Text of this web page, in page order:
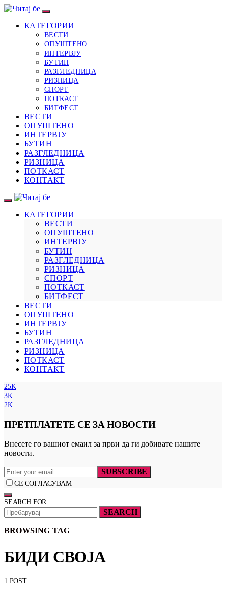
КАТЕГОРИИ
ВЕСТИ
ОПУШТЕНО
ИНТЕРВЈУ
БУТИН
РАЗГЛЕДНИЦА
РИЗНИЦА
СПОРТ
ПОТКАСТ
БИТФЕСТ
ВЕСТИ
ОПУШТЕНО
ИНТЕРВЈУ
БУТИН
РАЗГЛЕДНИЦА
РИЗНИЦА
ПОТКАСТ
КОНТАКТ
КАТЕГОРИИ
ВЕСТИ
ОПУШТЕНО
ИНТЕРВЈУ
БУТИН
РАЗГЛЕДНИЦА
РИЗНИЦА
СПОРТ
ПОТКАСТ
БИТФЕСТ
ВЕСТИ
ОПУШТЕНО
ИНТЕРВЈУ
БУТИН
РАЗГЛЕДНИЦА
РИЗНИЦА
ПОТКАСТ
КОНТАКТ
25K
3K
2K
ПРЕТПЛАТЕТЕ СЕ ЗА НОВОСТИ
Внесете го вашиот емаил за први да ги добивате нашите
новости.
SUBSCRIBE
СЕ СОГЛАСУВАМ
SEARCH FOR:
SEARCH
BROWSING TAG
БИДИ СВОЈА
1 POST